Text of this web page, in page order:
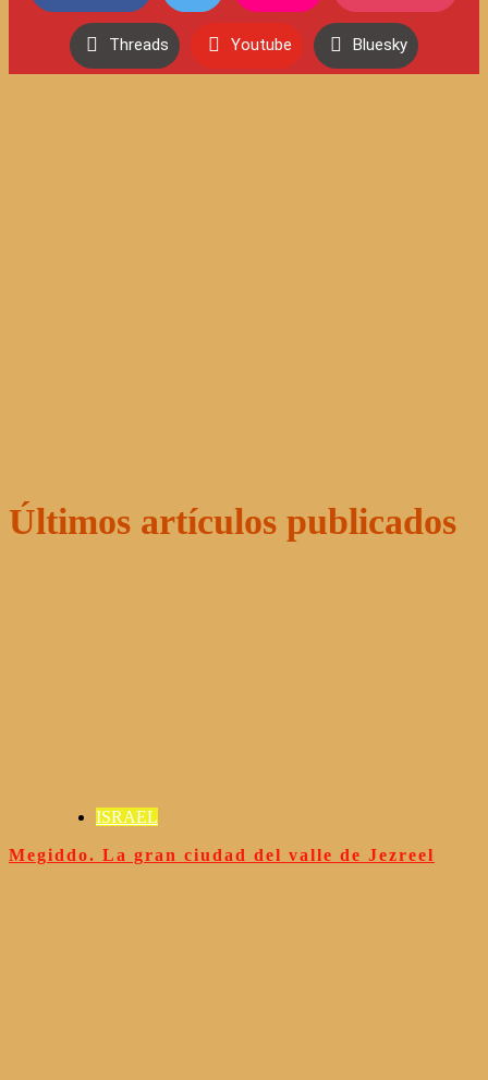
Threads Youtube Bluesky
Últimos artículos publicados
ISRAEL
Megiddo. La gran ciudad del valle de Jezreel